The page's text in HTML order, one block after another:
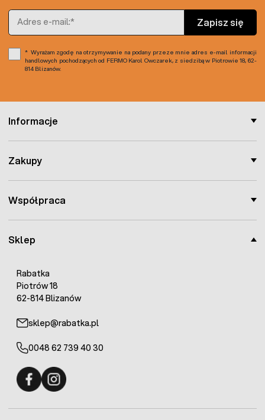
Sklep
Rabatka
Piotrów 18
62-814 Blizanów
sklep@rabatka.pl
0048 62 739 40 30
Informacje
Zakupy
Współpraca
Adres e-mail
Zapisz się
Wyrażam zgodę na otrzymywanie na podany przeze mnie adres e-mail informacji
handlowych pochodzących od FERMO Karol Owczarek, z siedzibą w Piotrowie 18, 62-
814 Blizanów.